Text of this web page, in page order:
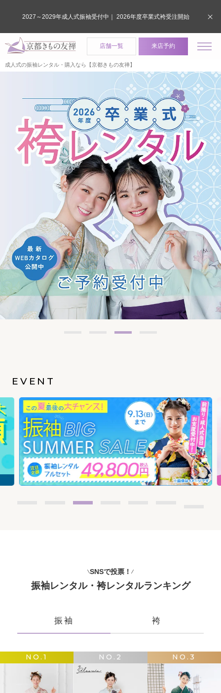
店舗一覧 来店予約
成人式の振袖レンタル・購入なら【京都きもの友禅】
EVENT
SNSで投票！
振袖レンタル・袴レンタルランキング
振袖 袴
NO.1 NO.2 NO.3
2027～2029年成人式振袖受付中｜ 2026年度卒業式袴受注開始